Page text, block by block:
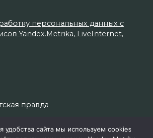
персональных данных с
Yandex.Metrika, LiveInternet,
правда
удобства сайта мы используем cookies